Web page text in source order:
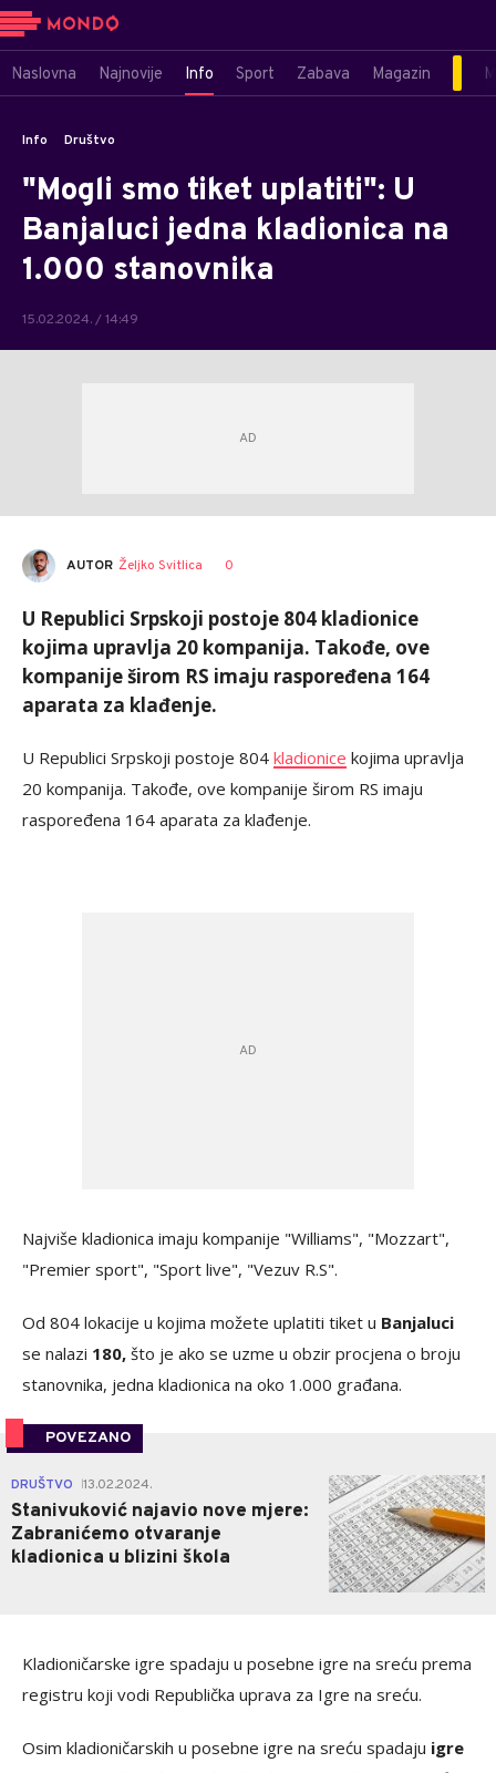
Naslovna Najnovije Info Sport Zabava Magazin
Info Društvo
"Mogli smo tiket uplatiti": U
Banjaluci jedna kladionica na
1.000 stanovnika
15.02.2024. / 14:49
AUTOR Željko Svitlica 0
U Republici Srpskoji postoje 804 kladionice
kojima upravlja 20 kompanija. Takođe, ove
kompanije širom RS imaju raspoređena 164
aparata za klađenje.
U Republici Srpskoji postoje 804 kladionice kojima upravlja
20 kompanija. Takođe, ove kompanije širom RS imaju
raspoređena 164 aparata za klađenje.
Najviše kladionica imaju kompanije "Williams", "Mozzart",
"Premier sport", "Sport live", "Vezuv R.S".
Od 804 lokacije u kojima možete uplatiti tiket u Banjaluci
se nalazi 180, što je ako se uzme u obzir procjena o broju
stanovnika, jedna kladionica na oko 1.000 građana.
POVEZANO
DRUŠTVO 13.02.2024.
Stanivuković najavio nove mjere:
Zabranićemo otvaranje
kladionica u blizini škola
3
Kladioničarske igre spadaju u posebne igre na sreću prema
registru koji vodi Republička uprava za Igre na sreću.
Osim kladioničarskih u posebne igre na sreću spadaju igre